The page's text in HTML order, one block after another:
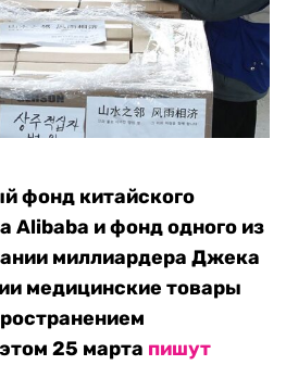
фонд китайского
Alibaba и фонд одного из
миллиардера Джека
медицинские товары
25 марта пишут